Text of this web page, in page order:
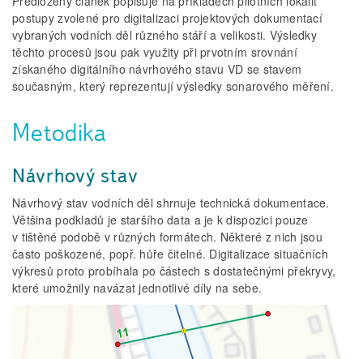
postupy zvolené pro digitalizaci projektových dokumentací
vybraných vodních děl různého stáří a velikosti. Výsledky
těchto procesů jsou pak využity při prvotním srovnání
získaného digitálního návrhového stavu VD se stavem
současným, který reprezentují výsledky sonarového měření.
Metodika
Návrhový stav
Návrhový stav vodních děl shrnuje technická dokumentace.
Většina podkladů je staršího data a je k dispozici pouze
v tištěné podobě v různých formátech. Některé z nich jsou
často poškozené, popř. hůře čitelné. Digitalizace situačních
výkresů proto probíhala po částech s dostatečnými překryvy,
které umožnily navázat jednotlivé díly na sebe.